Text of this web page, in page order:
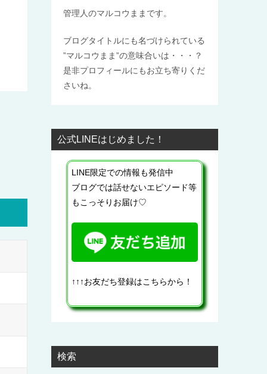
管理人のマルコウままです。
ブログタイトルにも名づけられている
”マルコウまま”の意味合いは・・・？
是非プロフィールにもお立ち寄りくだ
さいね。
公式LINEはじめました！
LINE限定での情報も発信中
ブログでは話せないエピソード等
もこっそりお届け♡
↑↑↑お友だち登録はこちらから！
検索